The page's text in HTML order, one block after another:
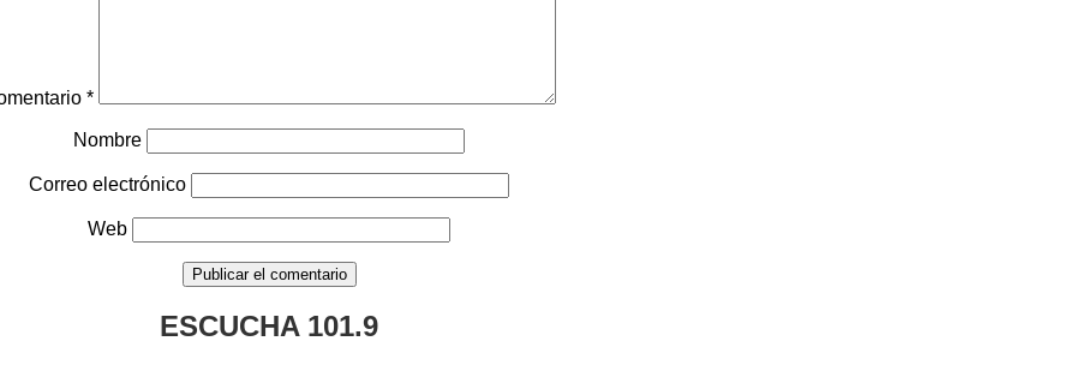
*
Nombre
Correo electrónico
Web
ESCUCHA 101.9